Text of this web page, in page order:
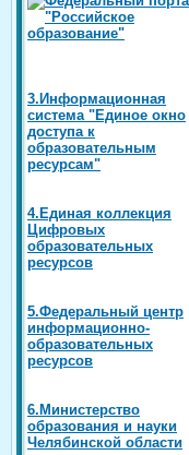
3.Информационная
система "Единое окно
доступа к
образовательным
ресурсам"
4.Единая коллекция
Цифровых
образовательных
ресурсов
5.Федеральный центр
информационно-
образовательных
ресурсов
6.Министерство
образования и науки
Челябинской области